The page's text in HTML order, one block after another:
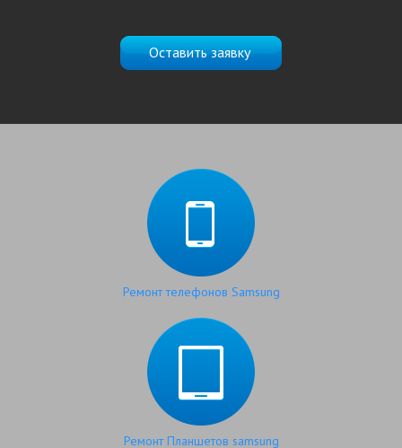
Оставить заявку
Ремонт телефонов Samsung
Ремонт Планшетов samsung